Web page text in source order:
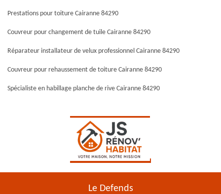
Prestations pour toiture Cairanne 84290
Couvreur pour changement de tuile Cairanne 84290
Réparateur installateur de velux professionnel Cairanne 84290
Couvreur pour rehaussement de toiture Cairanne 84290
Spécialiste en habillage planche de rive Cairanne 84290
Le Defends